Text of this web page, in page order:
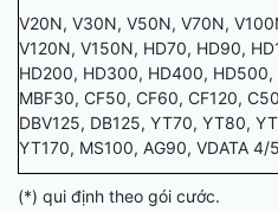
V20N, V30N, V50N, V70N,
V120N, V150N, HD70, HD90,
HD200, HD300, HD400, HD500,
MBF30, CF50, CF60, CF120,
DBV125, DB125, YT70, YT80,
YT170, MS100, AG90, VDATA 4/
(*) qui định theo gói cước.